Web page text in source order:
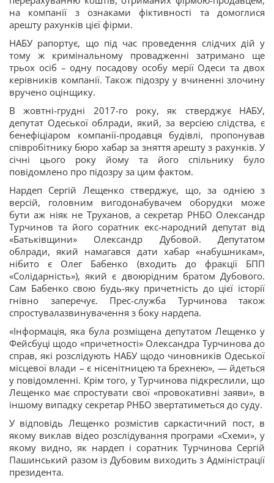
на компанії з ознаками фіктивності та домоглися
арешту рахунків цієї фірми.
НАБУ рапортує, що під час проведення слідчих дій у
тому ж кримінальному провадженні затримано ще
трьох осіб – одну посадову особу мерії Одеси та двох
керівників компанії. Також підозру у вчиненні злочину
вручено оцінщику.
В жовтні-грудні 2017-го року, як стверджує НАБУ,
депутат Одеської облради, який, за версією слідства, є
бенефіціаром компанії-продавця будівлі, пропонував
співробітнику бюро хабар за зняття арешту з рахунків. У
січні цього року йому та його спільнику було
повідомлено про підозру за цим фактом.
Нардеп Сергій Лещенко стверджує, що, за однією з
версій, головним вигодонабувачем оборудки може
бути аж ніяк не Труханов, а секретар РНБО Олександр
Турчинов та його соратник екс-народний депутат від
«Батьківщини» Олександр Дубовой. Депутатом
облради, який намагався дати хабар «набушникам»,
нібито є Олег Бабенко (входить до фракції БПП
«Солідарність»), який є двоюрідним братом Дубового.
Сам Бабенко свою будь-яку причетність до цієї історії
гнівно заперечує. Прес-служба Турчинова також
спростувалазвинувачення з боку нардепа.
«Інформація, яка була розміщена депутатом Лещенко у
Фейсбуці щодо «причетності» Олександра Турчинова до
справ, які розслідують НАБУ щодо чиновників Одеської
місцевої влади – є нісенітницею та брехнею», — йдеться
у повідомленні. Крім того, у Турчинова підкреслили, що
Лещенко має спростувати свої «провокативні заяви», в
іншому випадку секретар РНБО звертатиметься до суду.
У відповідь Лещенко розмістив саркастичний пост, в
якому виклав відео розслідування програми «Схеми», у
якому видно, як нардеп і соратник Турчинова Сергій
Пашинський разом із Дубовим виходить з Адміністрації
президента.